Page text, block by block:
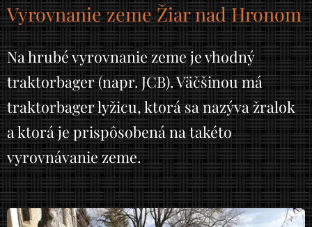
Vyrovnanie zeme Žiar nad Hronom
Na hrubé vyrovnanie zeme je vhodný
traktorbager (napr. JCB). Väčšinou má
traktorbager lyžicu, ktorá sa nazýva žralok
a ktorá je prispôsobená na takéto
vyrovnávanie zeme.